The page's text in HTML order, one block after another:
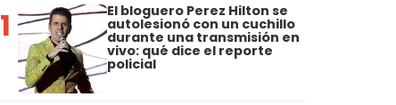
1 El bloguero Perez Hilton se
autolesionó con un cuchillo
durante una transmisión en
vivo: qué dice el reporte
policial